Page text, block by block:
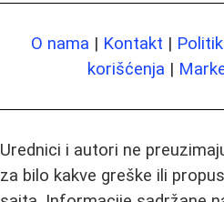
O nama | Kontakt |
korišćenja |
Urednici i autori ne
za bilo kakve greške ili